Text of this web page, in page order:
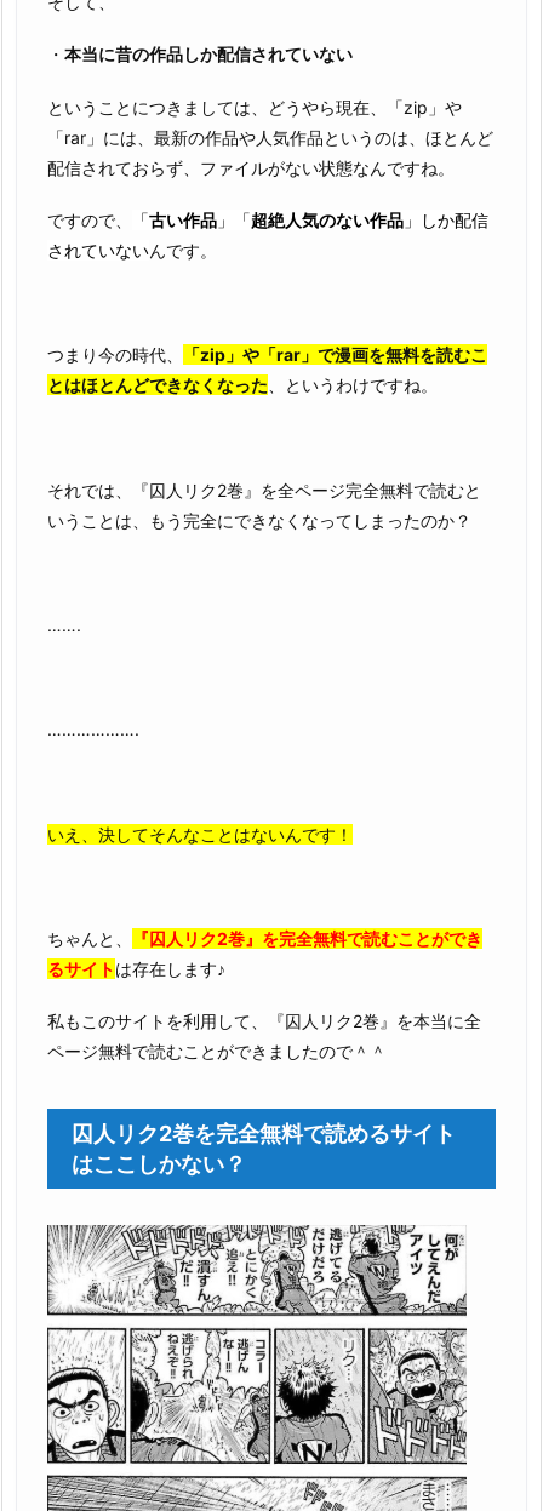
・ 本当に昔の作品しか配信されていない
ということにつきましては、どうやら現在、「zip」や
「rar」には、最新の作品や人気作品というのは、ほとんど
配信されておらず、ファイルがない状態なんですね。
ですので、 「古い作品 」「超絶人気のない作品 」しか配信
されていないんです。
つまり今の時代、
「zip」や「rar」で漫画を無料を読むこ
とはほとんどできなくなった 、というわけですね。
それでは、『囚人リク2巻』を全ページ完全無料で読むと
いうことは、もう完全にできなくなってしまったのか？
…….
……………….
いえ、決してそんなことはないんです！
ちゃんと、
『囚人リク2巻』を完全無料で読むことができ
るサイトは存在します♪
私もこのサイトを利用して、『囚人リク2巻』を本当に全
ページ無料で読むことができましたので＾＾
囚人リク2巻を完全無料で読めるサイト
はここしかない？